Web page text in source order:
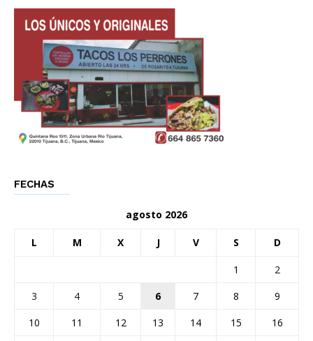
FECHAS
agosto 2026
L M X J V S D
1
2
3
4 5 6 7 8
9
10
11 12 13 14 15
16